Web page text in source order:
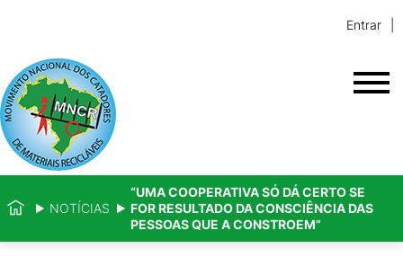
Entrar
NOTÍCIAS
“UMA COOPERATIVA SÓ DÁ CERTO SE
FOR RESULTADO DA CONSCIÊNCIA DAS
PESSOAS QUE A CONSTROEM”